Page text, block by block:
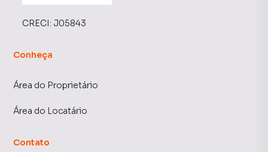
CRECI: J05843
Conheça
Área do Proprietário
Área do Locatário
Contato